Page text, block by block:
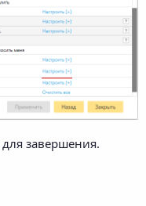
для завершения.